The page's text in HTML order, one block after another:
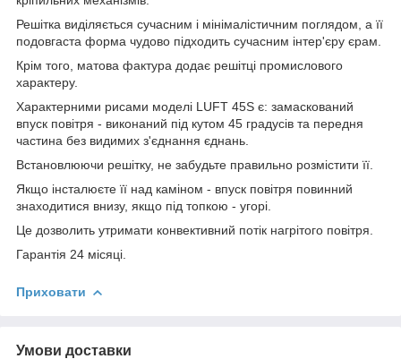
Решітка виділяється сучасним і мінімалістичним поглядом, а її
подовгаста форма чудово підходить сучасним інтер'єру єрам.
Крім того, матова фактура додає решітці промислового
характеру.
Характерними рисами моделі LUFT 45S є: замаскований
впуск повітря - виконаний під кутом 45 градусів та передня
частина без видимих з'єднання єднань.
Встановлюючи решітку, не забудьте правильно розмістити її.
Якщо інсталюєте її над каміном - впуск повітря повинний
знаходитися внизу, якщо під топкою - угорі.
Це дозволить утримати конвективний потік нагрітого повітря.
Гарантія 24 місяці.
Приховати
Умови доставки